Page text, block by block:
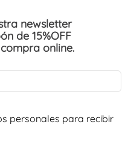
newsletter
de 15%OFF
online.